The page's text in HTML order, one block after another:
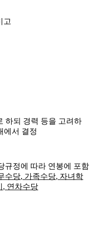
고
하되 경력 등을 고려하
에서 결정
규정에 따라 연봉에 포함
수당, 가족수당, 자녀학
, 연차수당